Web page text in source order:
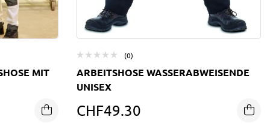
MIT
(0)
ARBEITSHOSE WASSERABWEISENDE
UNISEX
CHF49.30